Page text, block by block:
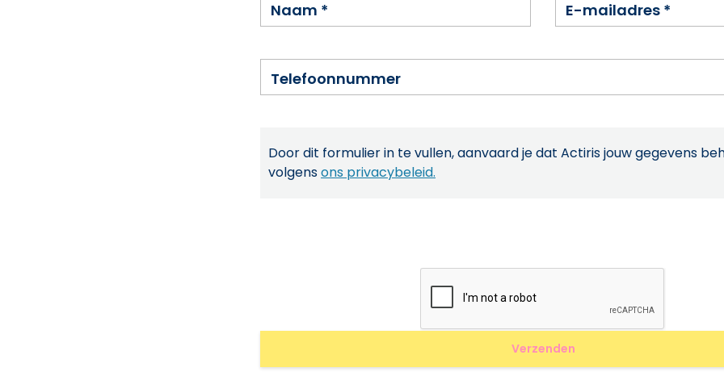
Naam * E-mailadres *
Telefoonnummer
Door dit formulier in te vullen, aanvaard je dat Actiris jouw gegevens
volgensons privacybeleid.